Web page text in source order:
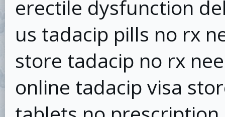
erectile dysfunction
us tadacip pills no rx
store tadacip no rx
online tadacip visa